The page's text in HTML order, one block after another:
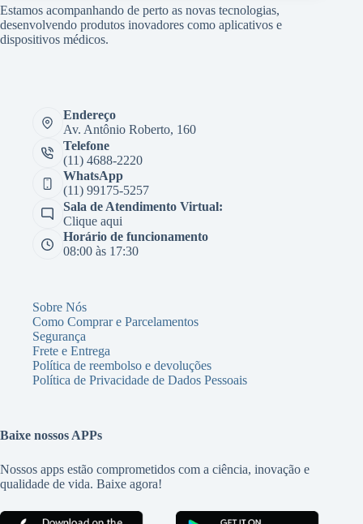
Estamos acompanhando de perto as novas tecnologias,
desenvolvendo produtos inovadores como aplicativos e
dispositivos médicos.
Endereço
Av. Antônio Roberto, 160
Telefone
(11) 4688-2220
WhatsApp
(11) 99175-5257
Sala de Atendimento Virtual:
Clique aqui
Horário de funcionamento
08:00 às 17:30
Sobre Nós
Como Comprar e Parcelamentos
Segurança
Frete e Entrega
Política de reembolso e devoluções
Política de Privacidade de Dados Pessoais
Baixe nossos APPs
Nossos apps estão comprometidos com a ciência, inovação e
qualidade de vida. Baixe agora!